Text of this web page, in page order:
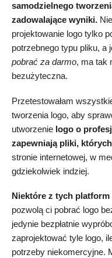
samodzielnego
zadowalające wyniki.
projektowanie logo tylko
potrzebnego typu pliku, a
pobrać za darmo, ma tak
bezużyteczna.
Przetestowałam
tworzenia logo, aby
utworzenie logo o
zapewniają pliki,
stronie internetowej, w
gdziekolwiek indziej.
Niektóre z tych
pozwolą ci pobrać logo
jedynie bezpłatnie
zaprojektować tyle logo,
potrzeby niekomercyjne.